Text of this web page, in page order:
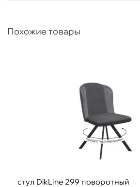
Похожие товары
стул DikLine 299 поворотный